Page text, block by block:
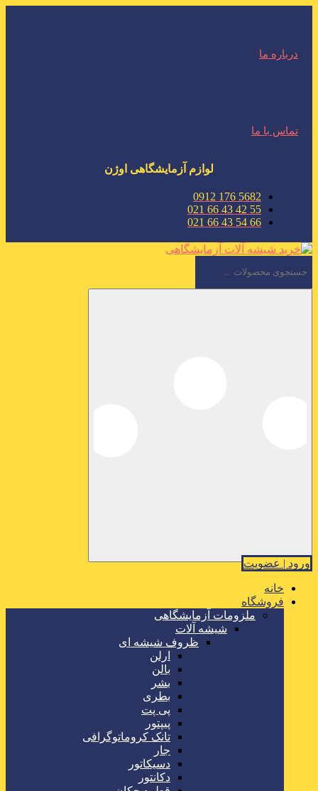
درباره ما
تماس با ما
لوازم آزمایشگاهی اوژن
5682 176 0912
55 42 43 66 021
66 54 43 66 021
ورود | عضویت
خانه
فروشگاه
ملزومات آزمایشگاهی
شیشه آلات
ظروف شیشه ای
ارلن
بالن
بشر
بطری
پی پت
پیپتور
تانک کروماتوگرافی
جار
دسیکاتور
دکانتور